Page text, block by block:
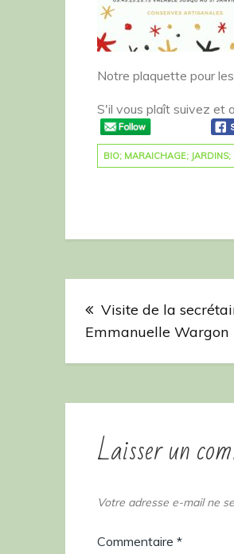
Notre plaquette pour
S'il vous plaît suivez et
BIO; MARAICHAGE;
Navigation
de
l’article
Visite de la
Emmanuelle Wargon
Laisser un
Votre adresse e-mail ne
Commentaire *